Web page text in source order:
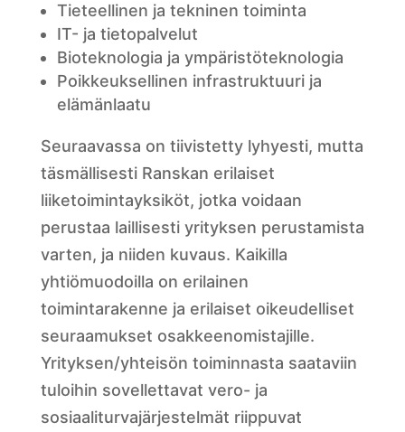
Tieteellinen ja tekninen toiminta
IT- ja tietopalvelut
Bioteknologia ja ympäristöteknologia
Poikkeuksellinen infrastruktuuri ja
elämänlaatu
Seuraavassa on tiivistetty lyhyesti, mutta
täsmällisesti Ranskan erilaiset
liiketoimintayksiköt, jotka voidaan
perustaa laillisesti yrityksen perustamista
varten, ja niiden kuvaus. Kaikilla
yhtiömuodoilla on erilainen
toimintarakenne ja erilaiset oikeudelliset
seuraamukset osakkeenomistajille.
Yrityksen/yhteisön toiminnasta saataviin
tuloihin sovellettavat vero- ja
sosiaaliturvajärjestelmät riippuvat